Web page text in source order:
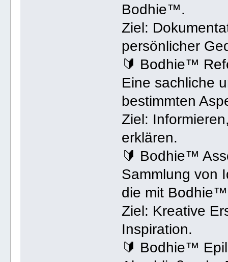
Bodhie™.
Ziel:
persönlicher
🔰 Bodhie™
Eine sachliche
bestimmten
Ziel:
erklären.
🔰 Bodhie™
Sammlung von
die mit
Ziel: Kreative
Inspiration.
🔰 Bodhie™